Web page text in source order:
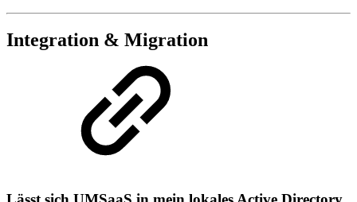
Integration & Migration